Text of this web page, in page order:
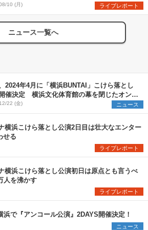
上げまくる！＜LuckyFes’26＞
10 (月) ライブレポート
ニュース一覧へ
2024年4月に「横浜BUNTAI」こけら落とし
催決定 横浜文化体育館の幕を閉じたオンラ
アーのコンセプトを再構築
22 (金) ニュース
横浜こけら落とし公演2日目は壮大なエンター
せる
ライブレポート
横浜こけら落とし公演初日は原点とも言うべ
人を沸かす
ライブレポート
で『アンコール公演』2DAYS開催決定！
ニュース